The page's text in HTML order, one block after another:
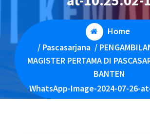
Home
/ Pascasarjana /
MAGISTER PERTAMA DI
BANTEN
WhatsApp-Image-2024-07-26-